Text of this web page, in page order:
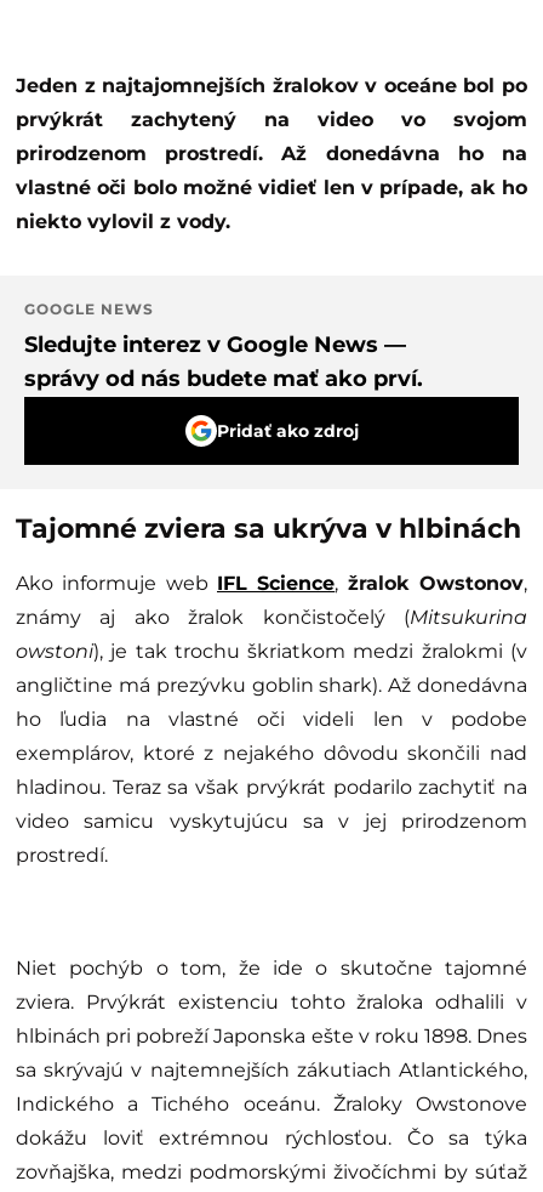
Jeden z najtajomnejších žralokov v oceáne bol po
prvýkrát zachytený na video vo svojom
prirodzenom prostredí. Až donedávna ho na
vlastné oči bolo možné vidieť len v prípade, ak ho
niekto vylovil z vody.
GOOGLE NEWS
Sledujte interez v Google News —
správy od nás budete mať ako prví.
Pridať ako zdroj
Tajomné zviera sa ukrýva v hlbinách
Ako informuje web IFL Science, žralok Owstonov,
známy aj ako žralok končistočelý (Mitsukurina
owstoni), je tak trochu škriatkom medzi žralokmi (v
angličtine má prezývku goblin shark). Až donedávna
ho ľudia na vlastné oči videli len v podobe
exemplárov, ktoré z nejakého dôvodu skončili nad
hladinou. Teraz sa však prvýkrát podarilo zachytiť na
video samicu vyskytujúcu sa v jej prirodzenom
prostredí.
Niet pochýb o tom, že ide o skutočne tajomné
zviera. Prvýkrát existenciu tohto žraloka odhalili v
hlbinách pri pobreží Japonska ešte v roku 1898. Dnes
sa skrývajú v najtemnejších zákutiach Atlantického,
Indického a Tichého oceánu. Žraloky Owstonove
dokážu loviť extrémnou rýchlosťou. Čo sa týka
zovňajška, medzi podmorskými živočíchmi by súťaž